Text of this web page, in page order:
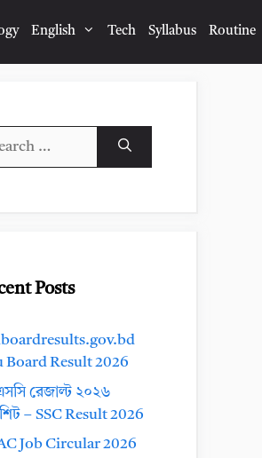
English Tech Syllabus Routine
Posts
Board Result 2026
রেজাল্ট ২০২৬
– SSC Result 2026
Job Circular 2026